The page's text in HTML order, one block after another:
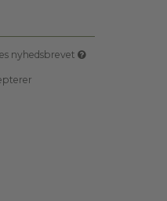
nyhedsbrevet